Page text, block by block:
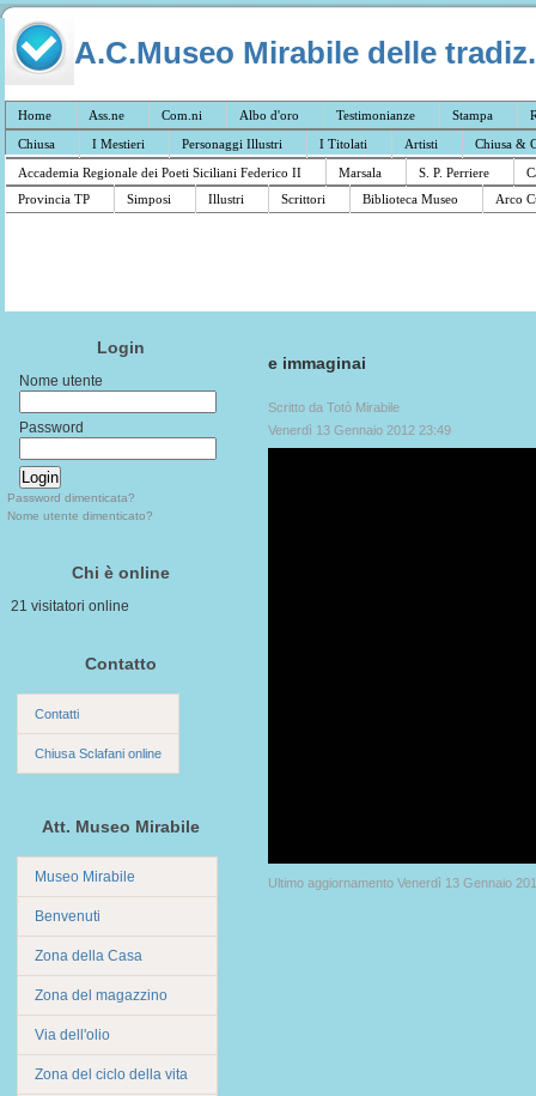
A.C.Museo Mirabile delle
Home Ass.ne Com.ni Albo d'oro Testimonianze Stampa
Chiusa
I Mestieri Personaggi Illustri I Titolati Artisti
Chiusa &
Accademia Regionale dei Poeti Siciliani Federico II
Marsala S. P. Perriere
Provincia TP
Simposi Illustri Scrittori Biblioteca Museo Arco
Login
Nome utente
Password
Password dimenticata?
Nome utente dimenticato?
Chi è online
21 visitatori online
Contatto
Contatti
Chiusa Sclafani online
Att. Museo Mirabile
Museo Mirabile
Benvenuti
Zona della Casa
Zona del magazzino
Via dell'olio
Zona del ciclo della vita
e immaginai
Scritto da Totò Mirabile
Venerdì 13 Gennaio 2012 23:49
Ultimo aggiornamento Venerdì 13 Gennaio